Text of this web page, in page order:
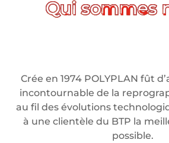
Crée en 1974 POLYPLAN fût
incontournable de la
au fil des évolutions
à une clientèle du BTP la
possible.